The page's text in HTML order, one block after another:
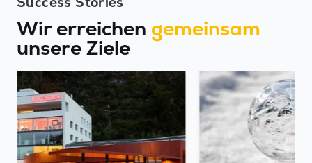
Wir erreichen gemeinsam
unsere Ziele